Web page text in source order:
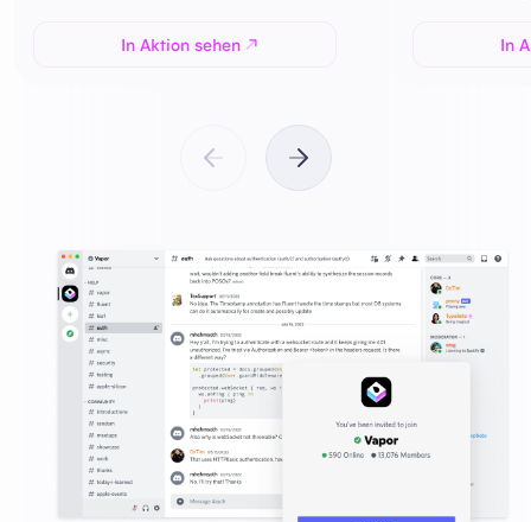
In Aktion sehen In
Vorheriges Showcase
Nächstes Showcase